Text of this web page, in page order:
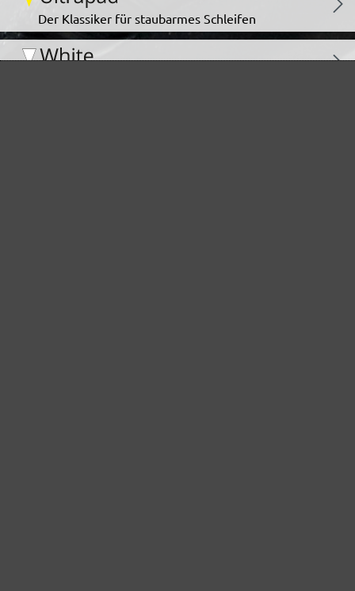
Der Klassiker für staubarmes Schleifen